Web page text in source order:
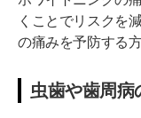
くことでリスクを
の痛みを予防する
虫歯や歯周病